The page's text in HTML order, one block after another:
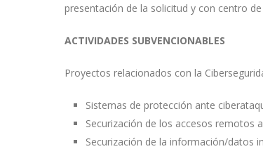
presentación de la solicitud y con centro
ACTIVIDADES SUBVENCIONABLES
Proyectos relacionados con la
Sistemas de protección ante
Securización de los accesos remotos
Securización de la información/datos